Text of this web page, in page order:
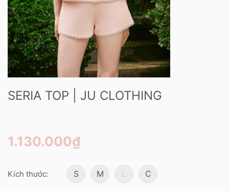
SERIA TOP | JU CLOTHING
1.130.000₫
Kích thước: S M L C